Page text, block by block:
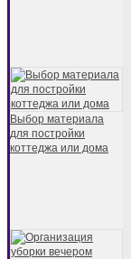
Выбор материала
для постройки
коттеджа или дома